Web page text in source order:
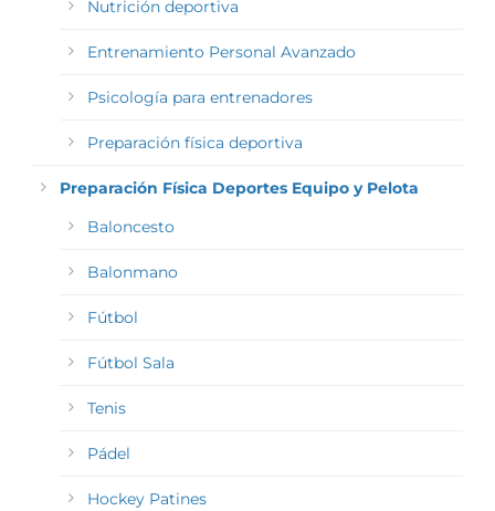
Nutrición deportiva
Entrenamiento Personal Avanzado
Psicología para entrenadores
Preparación física deportiva
Preparación Física Deportes Equipo y Pelota
Baloncesto
Balonmano
Fútbol
Fútbol Sala
Tenis
Pádel
Hockey Patines